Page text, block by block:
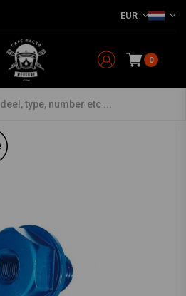
EUR
0
Adapter for temp sensor PT1/8x28 (M16x1,5x15mm)
PT1/8x28